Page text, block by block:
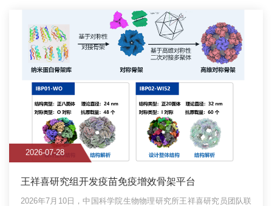
2026-07-28
王祥喜研究组开发疫苗免疫增效骨架平台
2026年7月10日，中国科学院生物物理研究所王祥喜研究员团队联